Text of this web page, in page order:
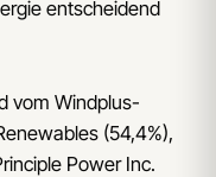
entscheidend
vom Windplus-
(54,4%),
Power Inc.